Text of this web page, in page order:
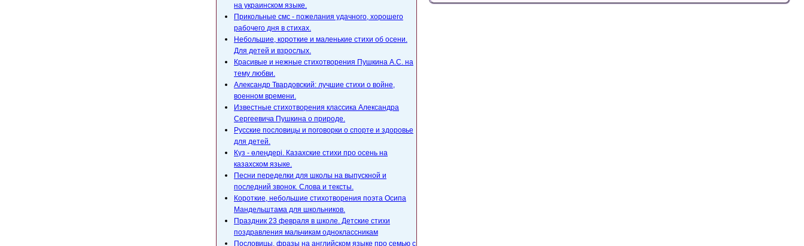
на украинском языке.
Прикольные смс - пожелания удачного, хорошего
рабочего дня в стихах.
Небольшие, короткие и маленькие стихи об осени.
Для детей и взрослых.
Красивые и нежные стихотворения Пушкина А.С. на
тему любви.
Александр Твардовский: лучшие стихи о войне,
военном времени.
Известные стихотворения классика Александра
Сергеевича Пушкина о природе.
Русские пословицы и поговорки о спорте и здоровье
для детей.
Күз - өлеңдері. Казахские стихи про осень на
казахском языке.
Песни переделки для школы на выпускной и
последний звонок. Слова и тексты.
Короткие, небольшие стихотворения поэта Осипа
Мандельштама для школьников.
Праздник 23 февраля в школе. Детские стихи
поздравления мальчикам одноклассникам
Пословицы, фразы на английском языке про семью с